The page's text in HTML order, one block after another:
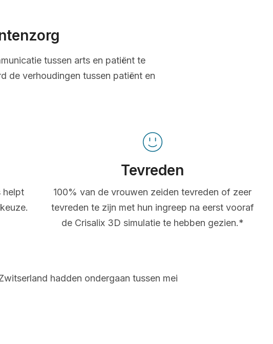
tussen arts en patiënt te
de verhoudingen tussen patiënt en
helpt
Tevreden
100% van de vrouwen zeiden tevreden of zeer
tevreden te zijn met hun ingreep na eerst vooraf
de Crisalix 3D simulatie te hebben gezien.*
hadden ondergaan tussen mei